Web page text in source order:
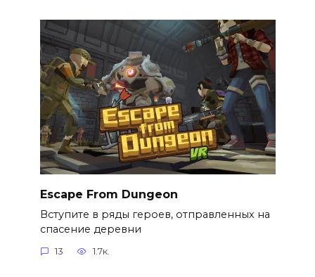
Escape From Dungeon
Вступите в ряды героев, отправленных на
спасение деревни
13 1.7к.